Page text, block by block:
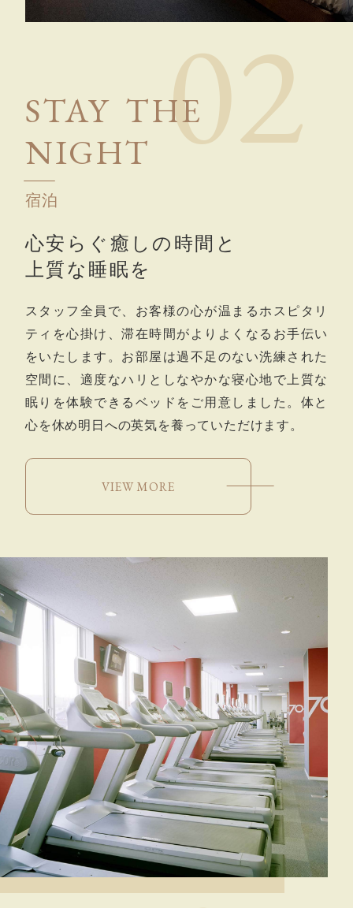
02
STAY THE
NIGHT
宿泊
心安らぐ癒しの時間と
上質な睡眠を
スタッフ全員で、お客様の心が温まるホスピタリ
ティを心掛け、滞在時間がよりよくなるお手伝い
をいたします。お部屋は過不足のない洗練された
空間に、適度なハリとしなやかな寝心地で上質な
眠りを体験できるベッドをご用意しました。体と
心を休め明日への英気を養っていただけます。
VIEW MORE